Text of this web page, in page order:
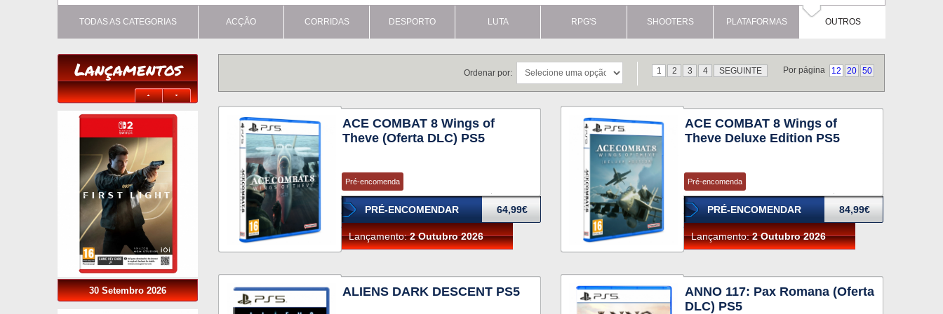
TODAS AS CATEGORIAS ACÇÃO CORRIDAS DESPORTO LUTA RPG'S SHOOTERS PLATAFORMAS OUTROS
Lançamentos
30 Setembro 2026
Por página 12 20 50
1 2 3 4 SEGUINTE
Ordenar por:
ACE COMBAT 8 Wings of
Theve (Oferta DLC) PS5
Pré-encomenda
PRÉ-ENCOMENDAR 64,99€
Lançamento:2 Outubro 2026
ACE COMBAT 8 Wings of
Theve Deluxe Edition PS5
Pré-encomenda
PRÉ-ENCOMENDAR 84,99€
Lançamento:2 Outubro 2026
ALIENS DARK DESCENT PS5
ANNO 117: Pax Romana (Oferta
DLC) PS5